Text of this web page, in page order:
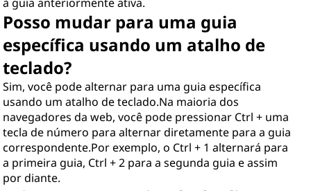
Posso mudar para uma guia
específica usando um atalho de
teclado?
Sim, você pode alternar para uma guia específica
usando um atalho de teclado.Na maioria dos
navegadores da web, você pode pressionar Ctrl + uma
tecla de número para alternar diretamente para a guia
correspondente.Por exemplo, o Ctrl + 1 alternará para
a primeira guia, Ctrl + 2 para a segunda guia e assim
por diante.